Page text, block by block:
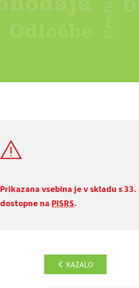
Prikazana vsebina je v skladu s
dostopne na PISRS.
KAZALO